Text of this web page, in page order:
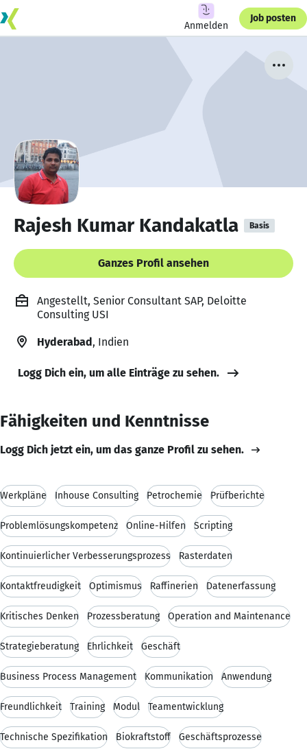
Anmelden
Job posten
Rajesh Kumar Kandakatla Basis
Ganzes Profil ansehen
Angestellt, Senior Consultant SAP, Deloitte
Consulting USI
Hyderabad, Indien
Logg Dich ein, um alle Einträge zu sehen.
Fähigkeiten und Kenntnisse
Logg Dich jetzt ein, um das ganze Profil zu sehen.
Werkpläne Inhouse Consulting Petrochemie Prüfberichte
Problemlösungskompetenz Online-Hilfen Scripting
Kontinuierlicher Verbesserungsprozess Rasterdaten
Kontaktfreudigkeit Optimismus Raffinerien Datenerfassung
Kritisches Denken Prozessberatung Operation and Maintenance
Strategieberatung Ehrlichkeit Geschäft
Business Process Management Kommunikation Anwendung
Freundlichkeit Training Modul Teamentwicklung
Technische Spezifikation Biokraftstoff Geschäftsprozesse